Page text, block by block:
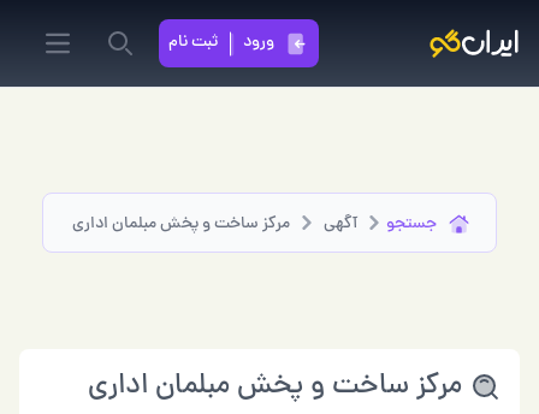
ورود
ثبت نام
menu
جستجو آگهی مرکز ساخت و پخش مبلمان اداری
مرکز ساخت و پخش مبلمان اداری